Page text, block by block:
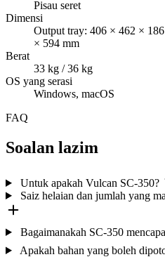
Pisau seret
Dimensi
Output tray: 406 × 462 ×
× 594 mm
Berat
33 kg / 36 kg
OS yang serasi
Windows, macOS
FAQ
Soalan lazim
Untuk apakah Vulcan SC-350?
Saiz helaian dan jumlah yang
Bagaimanakah SC-350
Apakah bahan yang boleh